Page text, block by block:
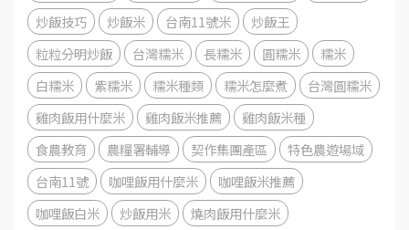
炒飯技巧
炒飯米 台南11號米
炒飯王
粒粒分明炒飯
台灣糯米 長糯米 圓糯米
糯米
白糯米
紫糯米 糯米種類 糯米怎麼煮
台灣圓糯米
雞肉飯用什麼米
雞肉飯米推薦
雞肉飯米種
食農教育
農糧署輔導 契作集團產區
特色農遊場域
台南11號
咖哩飯用什麼米
咖哩飯米推薦
咖哩飯白米
炒飯用米
燒肉飯用什麼米